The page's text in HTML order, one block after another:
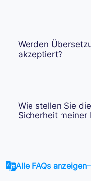
Werden
akzeptiert?
Wie stellen Sie
Sicherheit meiner
Alle FAQs anzeigen